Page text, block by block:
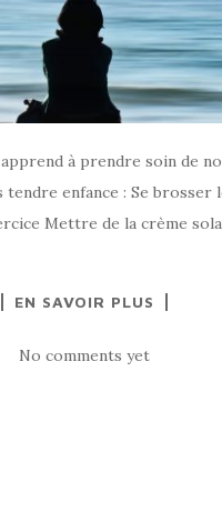
à prendre soin de
enfance : Se
Mettre de la crème
EN SAVOIR PLUS
No comments yet